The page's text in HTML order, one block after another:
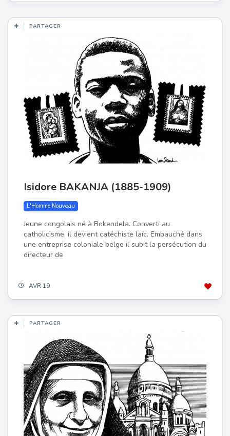
PARTAGER
Isidore BAKANJA (1885-1909)
L'Homme Nouveau
Jeune congolais né à Bokendela. Converti au
catholicisme, il devient catéchiste laïc. Embauché dans
une entreprise coloniale belge il subit la persécution du
directeur de
AVR 19
PARTAGER